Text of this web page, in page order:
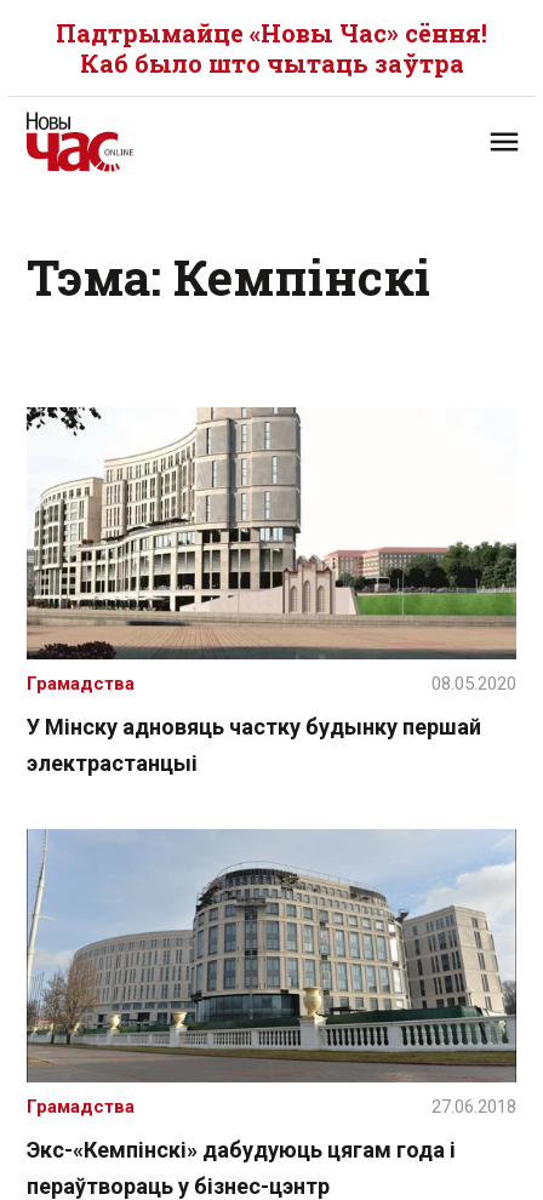
Падтрымайце «Новы Час» сёння!
Каб было што чытаць заўтра
Тэма: Кемпінскі
У Мінску адновяць частку будынку першай
электрастанцыі
Грамадства 08.05.2020
Экс-«Кемпінскі» дабудуюць цягам года і
пераўтвораць у бізнес-цэнтр
Грамадства 27.06.2018